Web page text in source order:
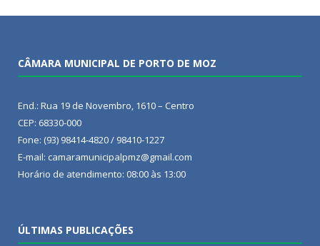
CÂMARA MUNICIPAL DE PORTO DE MOZ
End.: Rua 19 de Novembro, 1610 – Centro
CEP: 68330-000
Fone: (93) 98414-4820 / 98410-1227
E-mail: camaramunicipalpmz@gmail.com
Horário de atendimento: 08:00 às 13:00
ÚLTIMAS PUBLICAÇÕES